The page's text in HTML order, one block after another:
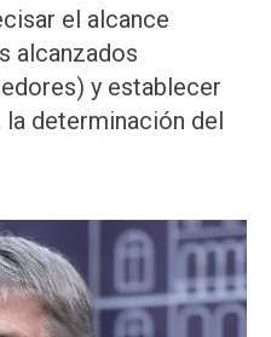
el alcance
alcanzados
y establecer
determinación del